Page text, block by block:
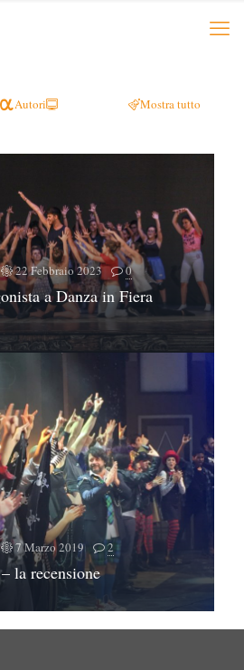
Autori Mostra tutto
22 Febbraio 2023 0
a Danza in Fiera
7 Marzo 2019 2
la recensione